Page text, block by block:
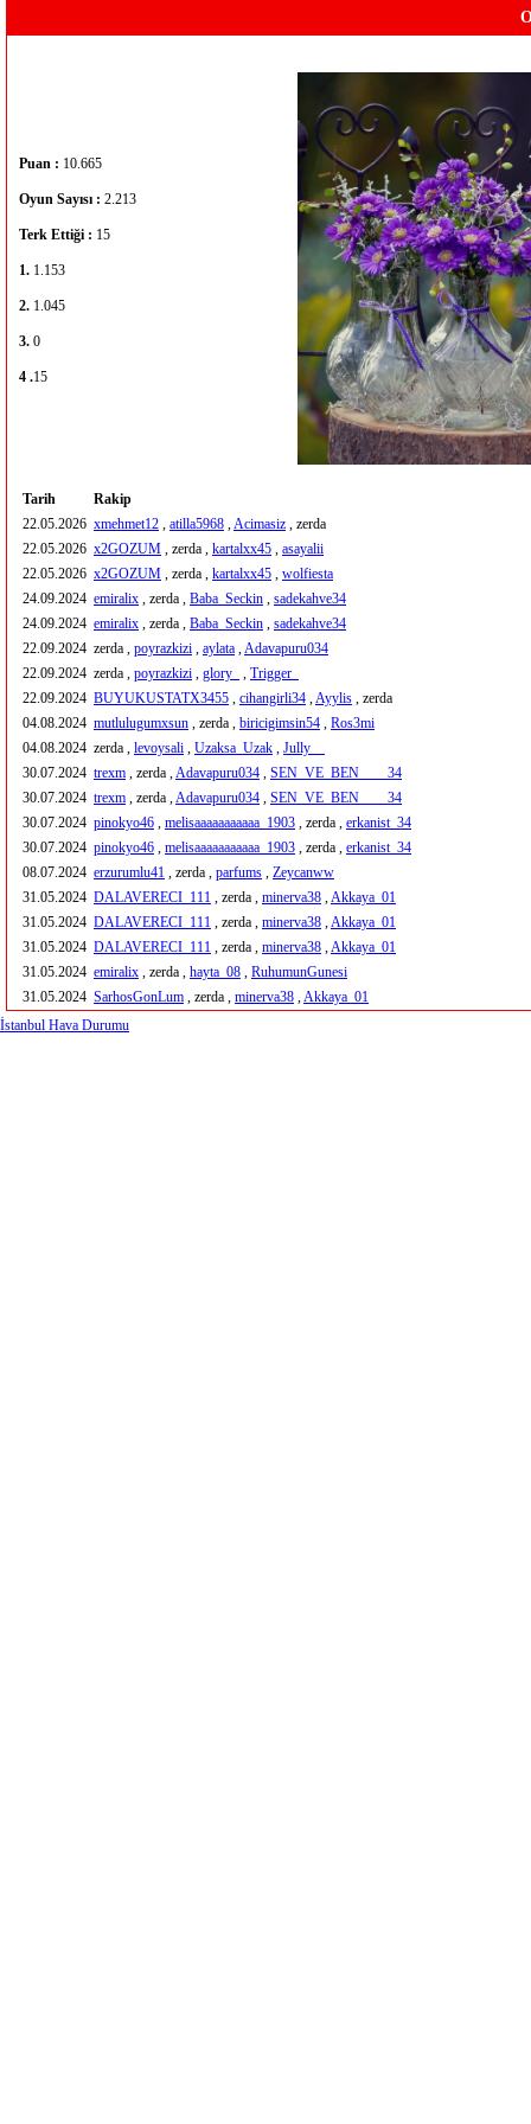
Puan : 10.665
Oyun Sayısı : 2.213
Terk Ettiği : 15
1. 1.153
2. 1.045
3. 0
4 .15
Tarih
Rakip
22.05.2026 xmehmet12 , atilla5968 ,Acimasiz , zerda
22.05.2026 x2GOZUM , zerda , kartalxx45 , asayalii
22.05.2026 x2GOZUM , zerda , kartalxx45 , wolfiesta
24.09.2024 emiralix , zerda , Baba_Seckin , sadekahve34
24.09.2024 emiralix , zerda , Baba_Seckin , sadekahve34
22.09.2024 zerda , poyrazkizi , aylata ,Adavapuru034
22.09.2024 zerda , poyrazkizi , glory_ , Trigger_
22.09.2024 BUYUKUSTATX3455 , cihangirli34 ,Ayylis , zerda
04.08.2024 mutlulugumxsun , zerda , biricigimsin54 , Ros3mi
04.08.2024 zerda , levoysali , Uzaksa_Uzak , Jully__
30.07.2024 trexm , zerda ,Adavapuru034 , SEN_VE_BEN____34
30.07.2024 trexm , zerda ,Adavapuru034 , SEN_VE_BEN____34
30.07.2024 pinokyo46 , melisaaaaaaaaaaa_1903 , zerda , erkanist_34
30.07.2024 pinokyo46 , melisaaaaaaaaaaa_1903 , zerda , erkanist_34
08.07.2024 erzurumlu41 , zerda , parfums , Zeycanww
31.05.2024 DALAVERECI_111 , zerda , minerva38 ,Akkaya_01
31.05.2024 DALAVERECI_111 , zerda , minerva38 ,Akkaya_01
31.05.2024 DALAVERECI_111 , zerda , minerva38 ,Akkaya_01
31.05.2024 emiralix , zerda , hayta_08 , RuhumunGunesi
31.05.2024 SarhosGonLum , zerda , minerva38 ,Akkaya_01
İstanbul Hava Durumu